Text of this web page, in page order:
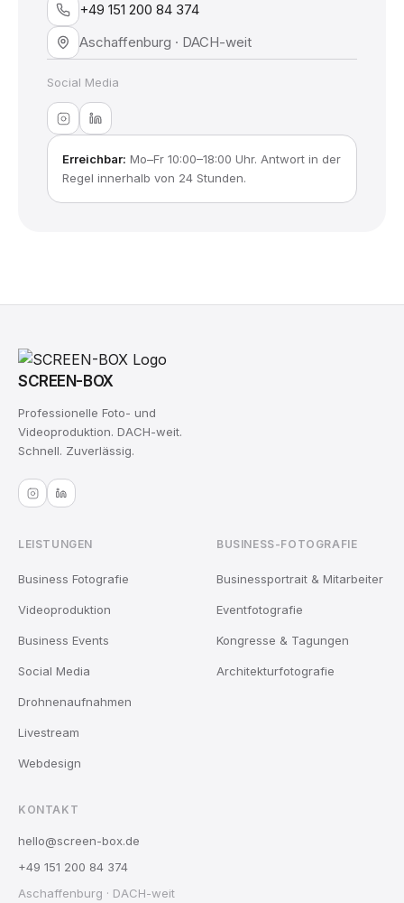
+49 151 200 84 374
Aschaffenburg · DACH-weit
Social Media
Erreichbar: Mo–Fr 10:00–18:00 Uhr. Antwort in der
Regel innerhalb von 24 Stunden.
SCREEN-BOX
Professionelle Foto- und
Videoproduktion. DACH-weit.
Schnell. Zuverlässig.
LEISTUNGEN
Business Fotografie
Videoproduktion
Business Events
Social Media
Drohnenaufnahmen
Livestream
Webdesign
BUSINESS-FOTOGRAFIE
Businessportrait & Mitarbeiter
Eventfotografie
Kongresse & Tagungen
Architekturfotografie
KONTAKT
hello@screen-box.de
+49 151 200 84 374
Aschaffenburg · DACH-weit